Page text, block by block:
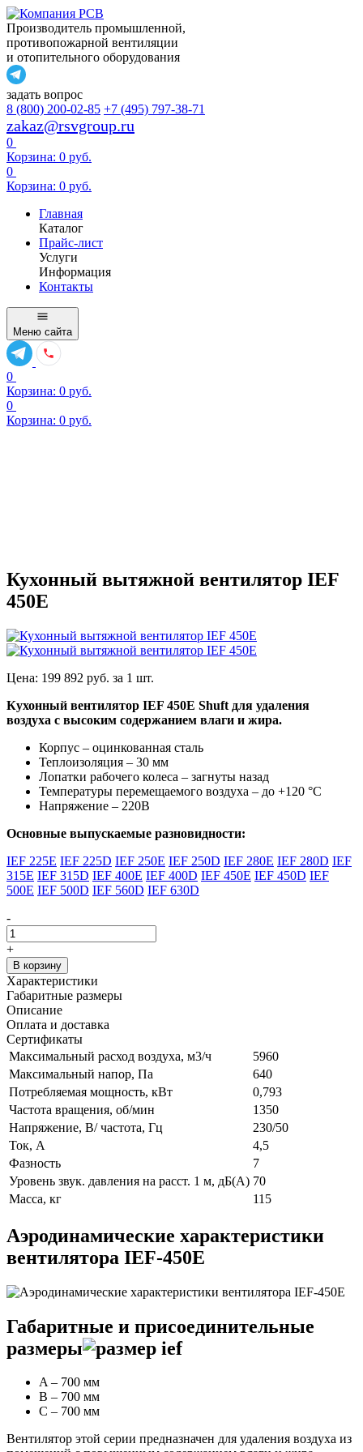
Производитель промышленной,
противопожарной вентиляции
и отопительного оборудования
задать вопрос
8 (800) 200-02-85 +7 (495) 797-38-71
zakaz@rsvgroup.ru
0
Корзина: 0 руб.
0
Корзина: 0 руб.
Главная
Каталог
Прайс-лист
Услуги
Информация
Контакты
Меню сайта
0
Корзина: 0 руб.
0
Корзина: 0 руб.
Кухонный вытяжной вентилятор IEF
450E
Цена: 199 892 руб. за 1 шт.
Кухонный вентилятор IEF 450E Shuft для удаления
воздуха с высоким содержанием влаги и жира.
Корпус – оцинкованная сталь
Теплоизоляция – 30 мм
Лопатки рабочего колеса – загнуты назад
Температуры перемещаемого воздуха – до +120 °С
Напряжение – 220В
Основные выпускаемые разновидности:
IEF 225E IEF 225D IEF 250E IEF 250D IEF 280E IEF 280D IEF
315E IEF 315D IEF 400E IEF 400D IEF 450E IEF 450D IEF
500E IEF 500D IEF 560D IEF 630D
-
+
В корзину
Характеристики
Габаритные размеры
Описание
Оплата и доставка
Сертификаты
Максимальный расход воздуха, м3/ч
5960
Максимальный напор, Па
640
Потребляемая мощность, кВт
0,793
Частота вращения, об/мин
1350
Напряжение, В/ частота, Гц
230/50
Ток, А
4,5
Фазность
7
Уровень звук. давления на расст. 1 м, дБ(А) 70
Масса, кг
115
Аэродинамические характеристики
вентилятора IEF-450E
Габаритные и присоединительные
размеры
A – 700 мм
B – 700 мм
С – 700 мм
Вентилятор этой серии предназначен для удаления воздуха из